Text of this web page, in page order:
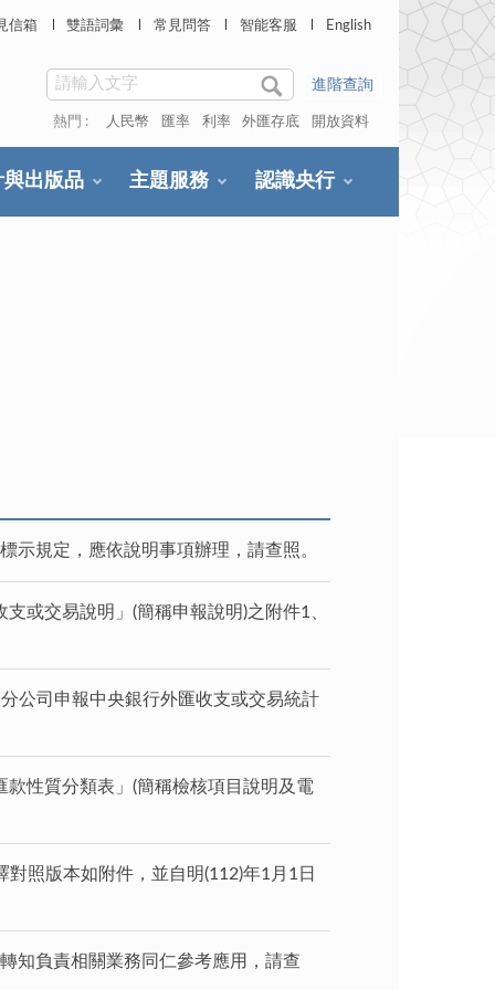
信箱 雙語詞彙 常見問答 智能客服 English
進階查詢
熱門 : 人民幣 匯率 利率 外匯存底 開放資料
與出版品 主題服務 認識央行
示規定，應依說明事項辦理，請查照。
或交易說明」(簡稱申報說明)之附件1、
公司申報中央銀行外匯收支或交易統計
性質分類表」(簡稱檢核項目說明及電
照版本如附件，並自明(112)年1月1日
知負責相關業務同仁參考應用，請查